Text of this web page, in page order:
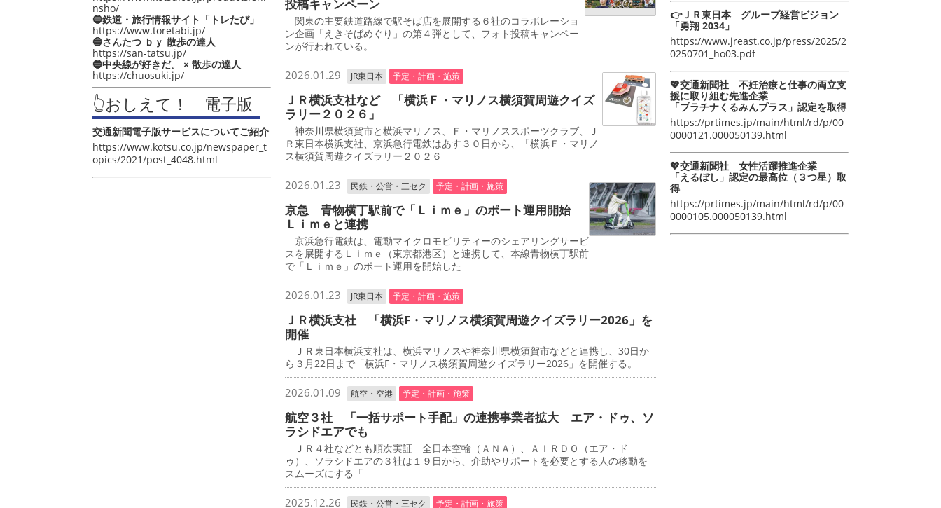
nsho/
🔵鉄道・旅行情報サイト「トレたび」
https://www.toretabi.jp/
🔵さんたつ ｂｙ 散歩の達人
https://san-tatsu.jp/
🔵中央線が好きだ。 × 散歩の達人
https://chuosuki.jp/
👆おしえて！ 電子版
交通新聞電子版サービスについてご紹介
https://www.kotsu.co.jp/newspaper_t
opics/2021/post_4048.html
投稿キャンペーン
関東の主要鉄道路線で駅そば店を展開する６社のコラボレーショ
ン企画「えきそばめぐり」の第４弾として、フォト投稿キャンペー
ンが行われている。
2026.01.29 JR東日本 予定・計画・施策
ＪＲ横浜支社など 「横浜Ｆ・マリノス横須賀周遊クイズ
ラリー２０２６」
神奈川県横須賀市と横浜マリノス、Ｆ・マリノススポーツクラブ、Ｊ
Ｒ東日本横浜支社、京浜急行電鉄はあす３０日から、「横浜Ｆ・マリノ
ス横須賀周遊クイズラリー２０２６
2026.01.23 民鉄・公営・三セク 予定・計画・施策
京急 青物横丁駅前で「Ｌｉｍｅ」のポート運用開始
Ｌｉｍｅと連携
京浜急行電鉄は、電動マイクロモビリティーのシェアリングサービ
スを展開するＬｉｍｅ（東京都港区）と連携して、本線青物横丁駅前
で「Ｌｉｍｅ」のポート運用を開始した
2026.01.23 JR東日本 予定・計画・施策
ＪＲ横浜支社 「横浜F・マリノス横須賀周遊クイズラリー2026」を
開催
ＪＲ東日本横浜支社は、横浜マリノスや神奈川県横須賀市などと連携し、30日か
ら３月22日まで「横浜F・マリノス横須賀周遊クイズラリー2026」を開催する。
2026.01.09 航空・空港 予定・計画・施策
航空３社 「一括サポート手配」の連携事業者拡大 エア・ドゥ、ソ
ラシドエアでも
ＪＲ４社などとも順次実証 全日本空輸（ＡＮＡ）、ＡＩＲＤＯ（エア・ド
ゥ）、ソラシドエアの３社は１９日から、介助やサポートを必要とする人の移動を
スムーズにする「
2025.12.26 民鉄・公営・三セク 予定・計画・施策
👉ＪＲ東日本 グループ経営ビジョン
「勇翔 2034」
https://www.jreast.co.jp/press/2025/2
0250701_ho03.pdf
💖交通新聞社 不妊治療と仕事の両立支
援に取り組む先進企業
「プラチナくるみんプラス」認定を取得
https://prtimes.jp/main/html/rd/p/00
0000121.000050139.html
💖交通新聞社 女性活躍推進企業
「えるぼし」認定の最高位（３つ星）取
得
https://prtimes.jp/main/html/rd/p/00
0000105.000050139.html